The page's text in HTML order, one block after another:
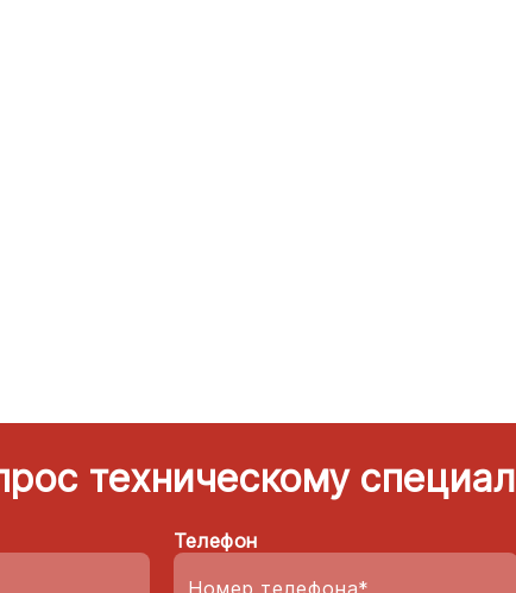
техническому
Телефон